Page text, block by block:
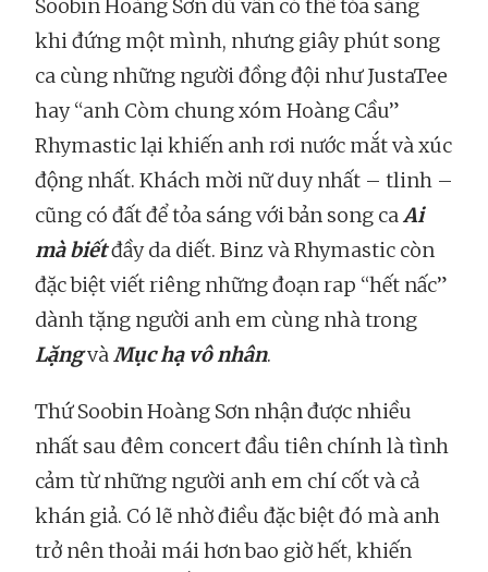
Soobin Hoàng Sơn dù vẫn có thể tỏa sáng
khi đứng một mình, nhưng giây phút song
ca cùng những người đồng đội như JustaTee
hay “anh Còm chung xóm Hoàng Cầu”
Rhymastic lại khiến anh rơi nước mắt và xúc
động nhất. Khách mời nữ duy nhất – tlinh –
cũng có đất để tỏa sáng với bản song caAi
mà biếtđầy da diết. Binz và Rhymastic còn
đặc biệt viết riêng những đoạn rap “hết nấc”
dành tặng người anh em cùng nhà trong
LặngvàMục hạ vô nhân.
Thứ Soobin Hoàng Sơn nhận được nhiều
nhất sau đêm concert đầu tiên chính là tình
cảm từ những người anh em chí cốt và cả
khán giả. Có lẽ nhờ điều đặc biệt đó mà anh
trở nên thoải mái hơn bao giờ hết, khiến